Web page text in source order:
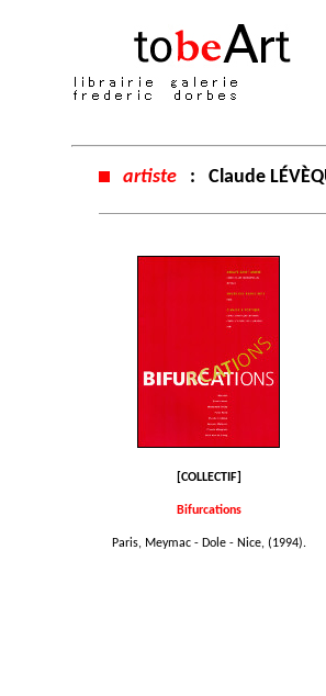
artiste : Claude
[COLLECTIF]
Bifurcations
Paris, Meymac - Dole - Nice, (1994).